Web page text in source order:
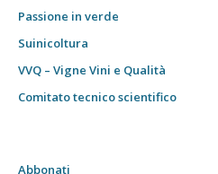
Passione in verde
Suinicoltura
VVQ – Vigne Vini e Qualità
Comitato tecnico scientifico
Abbonati